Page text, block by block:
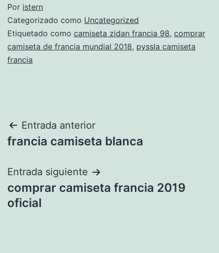
Por istern
Categorizado como Uncategorized
Etiquetado como camiseta zidan francia 98, comprar
camiseta de francia mundial 2018, pyssla camiseta
francia
Navegación
de
entradas
Entrada anterior
francia camiseta blanca
Entrada siguiente
comprar camiseta francia 2019
oficial